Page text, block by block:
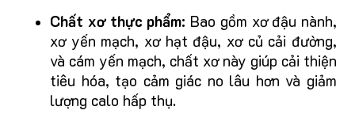
Chất xơ thực phẩm: Bao gồm xơ đậu nành,
xơ yến mạch, xơ hạt đậu, xơ củ cải đường,
và cám yến mạch, chất xơ này giúp cải thiện
tiêu hóa, tạo cảm giác no lâu hơn và giảm
lượng calo hấp thụ.